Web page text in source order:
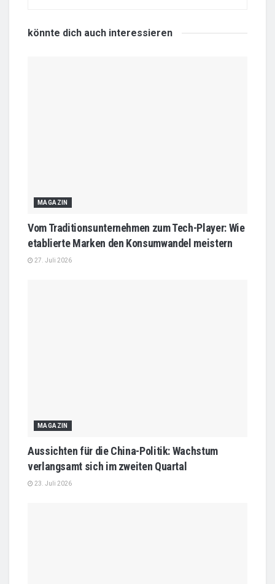
könnte dich auch interessieren
MAGAZIN
Vom Traditionsunternehmen zum Tech-Player: Wie
etablierte Marken den Konsumwandel meistern
27. Juli 2026
MAGAZIN
Aussichten für die China-Politik: Wachstum
verlangsamt sich im zweiten Quartal
23. Juli 2026